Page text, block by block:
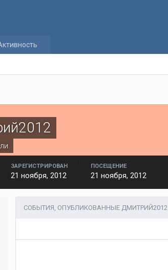
ЗАРЕГИСТРИРОВАН
21 ноября, 2012
ПОСЕЩЕНИЕ
21 ноября, 2012
СОБЫТИЯ, ОПУБЛИКОВАННЫЕ ДМИТРИЙ2012